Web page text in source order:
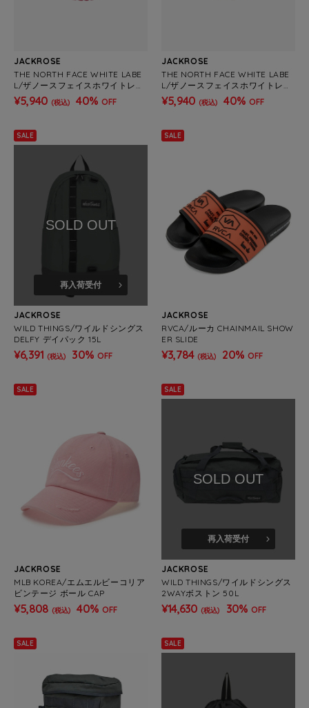
JACKROSE
THE NORTH FACE WHITE LABE
L/ザノースフェイスホワイトレー
ベル CAMPER S FLIP
¥5,940 (税込) 40% OFF
JACKROSE
THE NORTH FACE WHITE LABE
L/ザノースフェイスホワイトレー
ベル CAMPER S FLIP
¥5,940 (税込) 40% OFF
SALE
SOLD OUT
再入荷受付
JACKROSE
WILD THINGS/ワイルドシングス
DELFY デイパック 15L
¥6,391 (税込) 30% OFF
SALE
JACKROSE
RVCA/ルーカ CHAINMAIL SHOW
ER SLIDE
¥3,784 (税込) 20% OFF
SALE
JACKROSE
MLB KOREA/エムエルビーコリア
ビンテージ ボール CAP
¥5,808 (税込) 40% OFF
SALE
SOLD OUT
再入荷受付
JACKROSE
WILD THINGS/ワイルドシングス
2WAYボストン 50L
¥14,630 (税込) 30% OFF
SALE SALE